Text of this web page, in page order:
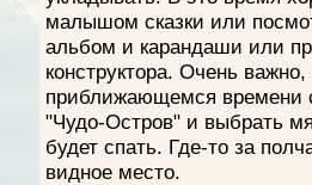
малышом сказки или
альбом и карандаши или
конструктора. Очень
приближающемся времени
"Чудо-Остров" и выбрать
будет спать. Где-то за
видное место.